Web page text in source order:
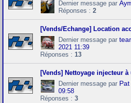
Dernier message par
Réponses : 2
[Vends/Echange] Location
Dernier message par
2021 11:39
Réponses : 13
[Vends] Nettoyage injecteur
Dernier message par Pat
09:58
Réponses : 3